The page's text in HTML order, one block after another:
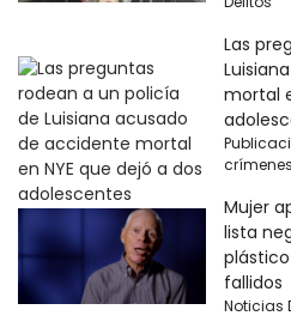
Las
mortal
crímenes
Mujer
lista
fallidos
Noticias